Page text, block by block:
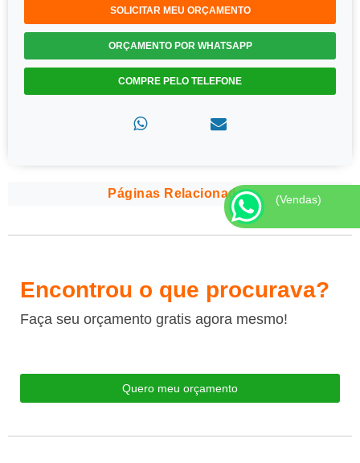
SOLICITAR MEU ORÇAMENTO
ORÇAMENTO POR WHATSAPP
COMPRE PELO TELEFONE
Páginas Relacionadas
Encontrou o que procurava?
Faça seu orçamento gratis agora mesmo!
Quero meu orçamento
(Vendas)